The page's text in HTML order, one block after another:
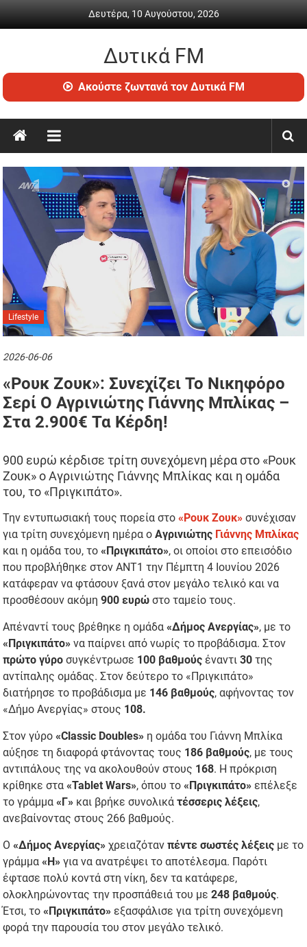
Δευτέρα, 10 Αυγούστου, 2026
Δυτικά FM
Ραδιόφωνο
•
ενημέρωση
Ακούστε ζωντανά τον Δυτικά FM
Lifestyle
2026-06-06
«Ρουκ Ζουκ»: Συνεχίζει Το Νικηφόρο
Σερί Ο Αγρινιώτης Γιάννης Μπλίκας –
Στα 2.900€ Τα Κέρδη!
900 ευρώ κέρδισε τρίτη συνεχόμενη μέρα στο «Ρουκ
Ζουκ» ο Αγρινιώτης Γιάννης Μπλίκας και η ομάδα
του, το «Πριγκιπάτο».
Την εντυπωσιακή τους πορεία στο«Ρουκ Ζουκ» συνέχισαν
για τρίτη συνεχόμενη ημέρα οΑγρινιώτης Γιάννης Μπλίκας
και η ομάδα του, το«Πριγκιπάτο», οι οποίοι στο επεισόδιο
που προβλήθηκε στον ΑΝΤ1 την Πέμπτη 4 Ιουνίου 2026
κατάφεραν να φτάσουν ξανά στον μεγάλο τελικό και να
προσθέσουν ακόμη900 ευρώ στο ταμείο τους.
Απέναντί τους βρέθηκε η ομάδα«Δήμος Ανεργίας», με το
«Πριγκιπάτο» να παίρνει από νωρίς το προβάδισμα. Στον
πρώτο γύρο συγκέντρωσε 100 βαθμούς έναντι30 της
αντίπαλης ομάδας. Στον δεύτερο το «Πριγκιπάτο»
διατήρησε το προβάδισμα με 146 βαθμούς, αφήνοντας τον
«Δήμο Ανεργίας» στους 108.
Στον γύρο«Classic Doubles» η ομάδα του Γιάννη Μπλίκα
αύξησε τη διαφορά φτάνοντας τους 186 βαθμούς, με τους
αντιπάλους της να ακολουθούν στους 168. Η πρόκριση
κρίθηκε στα «Tablet Wars», όπου το«Πριγκιπάτο» επέλεξε
το γράμμα «Γ» και βρήκε συνολικάτέσσερις λέξεις,
ανεβαίνοντας στους 266 βαθμούς.
Ο«Δήμος Ανεργίας» χρειαζότανπέντε σωστές λέξεις με το
γράμμα«Η» για να ανατρέψει το αποτέλεσμα. Παρότι
έφτασε πολύ κοντά στη νίκη, δεν τα κατάφερε,
ολοκληρώνοντας την προσπάθειά του με248 βαθμούς.
Έτσι, το «Πριγκιπάτο» εξασφάλισε για τρίτη συνεχόμενη
φορά την παρουσία του στον μεγάλο τελικό.